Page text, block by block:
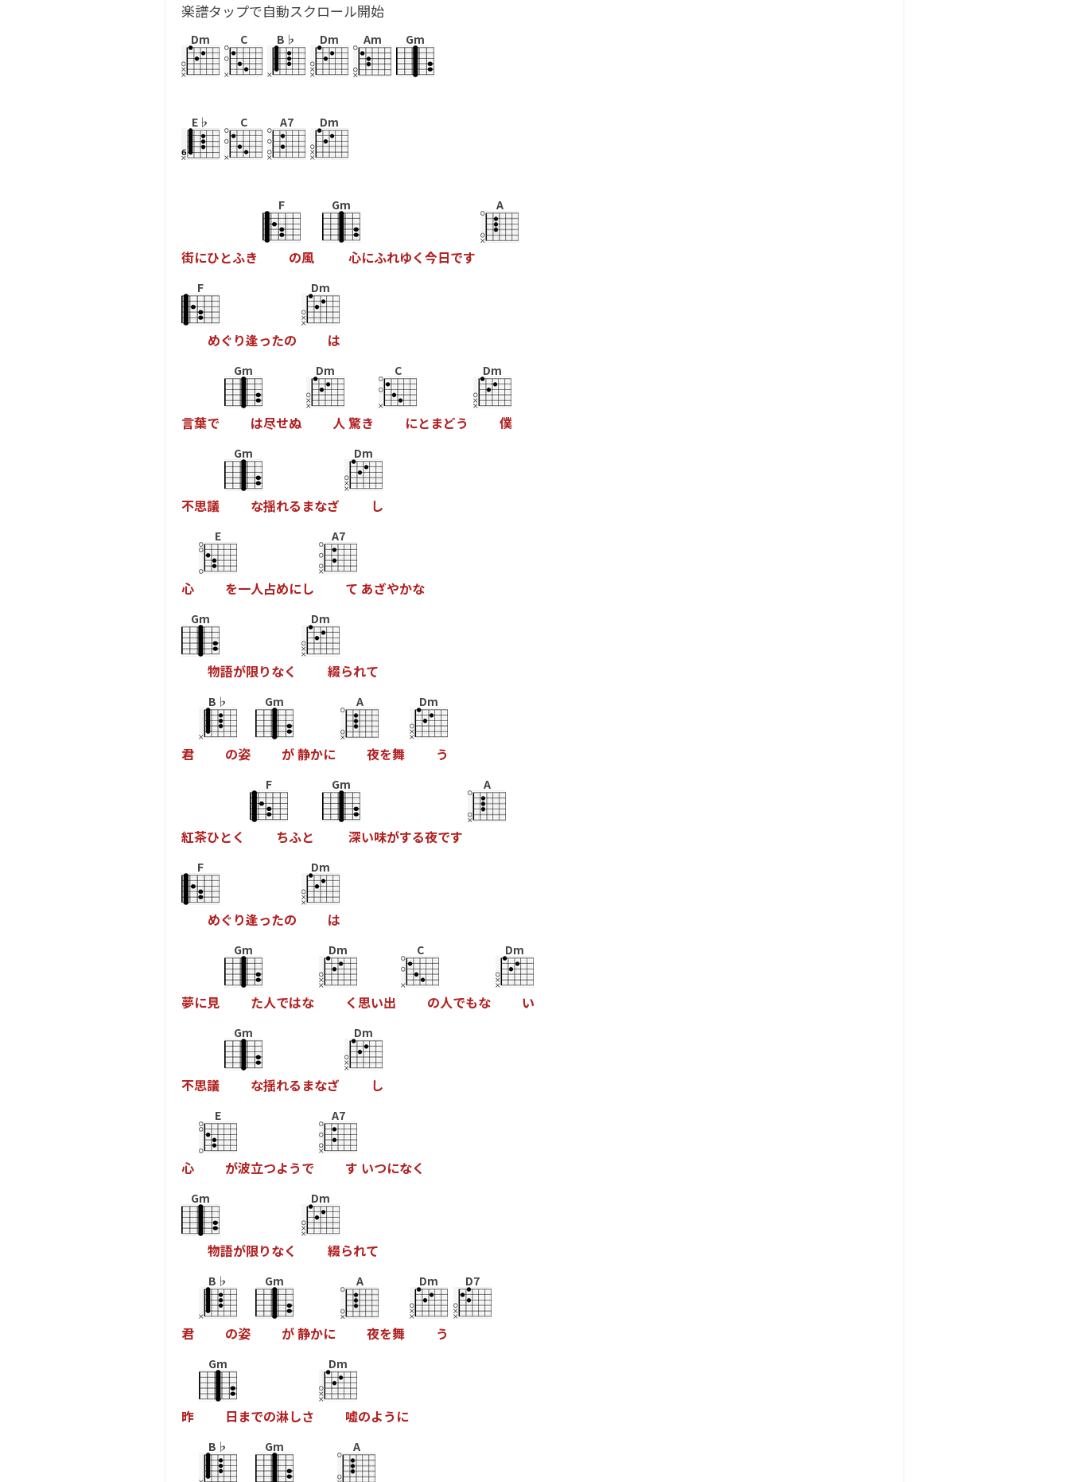
楽譜タップで自動スクロール開始
Dm C B♭ Dm Am Gm
E♭ C A7 Dm
街にひとふき
F
の風
Gm
心にふれゆく今日です
A
F
めぐ り逢ったの
Dm
は
言葉で
Gm
は尽せぬ
Dm
人驚き
C
にと まどう
Dm
僕
不思議
Gm
な揺れる まなざ
Dm
し
心
E
を一人占めにし
A7
て あざやかな
Gm
物語が限りなく
Dm
綴られて
君
B♭
の姿
Gm
が静かに
A
夜を舞
Dm
う
紅茶ひと く
F
ちふと
Gm
深い味がする夜です
A
F
めぐ り逢ったの
Dm
は
夢に見
Gm
た人ではな
Dm
く思い出
C
の人でもな
Dm
い
不思議
Gm
な揺れる まなざ
Dm
し
心
E
が波立つようで
A7
す いつになく
Gm
物語が限りなく
Dm
綴られて
君
B♭
の姿
Gm
が静かに
A
夜を舞
Dm
う
D7
昨
Gm
日 までの淋しさ
Dm
嘘のよう に
B♭ Gm A